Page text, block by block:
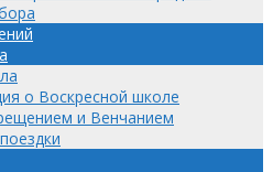
о Воскресной школе
и Венчанием